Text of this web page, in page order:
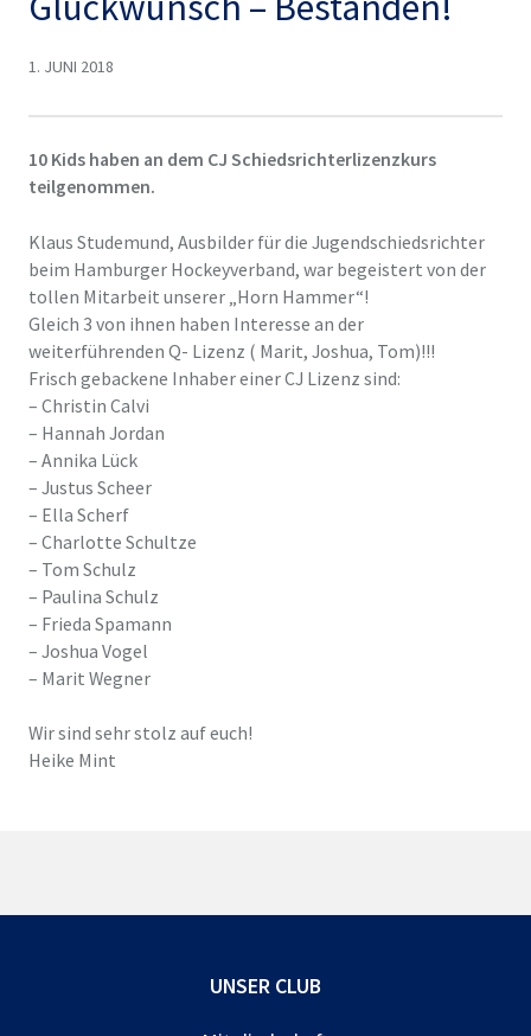
1. JUNI 2018
10 Kids haben an dem CJ Schiedsrichterlizenzkurs
teilgenommen.
Klaus Studemund, Ausbilder für die Jugendschiedsrichter
beim Hamburger Hockeyverband, war begeistert von der
tollen Mitarbeit unserer „Horn Hammer“!
Gleich 3 von ihnen haben Interesse an der
weiterführenden Q- Lizenz ( Marit, Joshua, Tom)!!!
Frisch gebackene Inhaber einer CJ Lizenz sind:
– Christin Calvi
– Hannah Jordan
– Annika Lück
– Justus Scheer
– Ella Scherf
– Charlotte Schultze
– Tom Schulz
– Paulina Schulz
– Frieda Spamann
– Joshua Vogel
– Marit Wegner
Wir sind sehr stolz auf euch!
Heike Mint
UNSER CLUB